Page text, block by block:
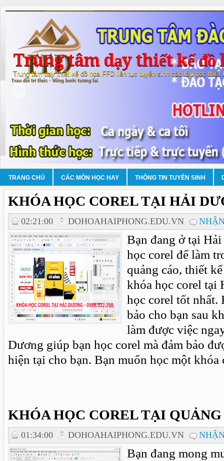
Trung tâm dạy thiết kế đồ
Trung tâm dạy thiết kế đồ họa FFD liên tục tuyển sinh các lớp học thiết
TRANG CHỦ CÁC MÔN HỌC HAY THÔNG TIN TUYỂN SINH
KHÓA HỌC COREL TẠI HẢI
02:21:00 DOHOAHAIPHONG.EDU.VN
Bạn đang ở tại
học corel để làm
quảng cáo, thiết
khóa học corel tại
học corel tốt nhất.
bảo cho bạn sau
làm được việc
Dương giúp bạn học corel mà đảm bảo
hiện tại cho bạn. Bạn muốn học một khóa
KHÓA HỌC COREL TẠI
01:34:00 DOHOAHAIPHONG.EDU.VN
Bạn đang mong